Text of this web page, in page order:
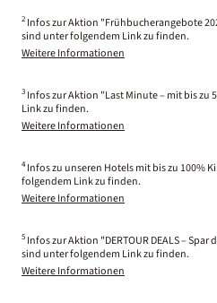
2 Infos zur Aktion "Frühbucherangebote
sind unter folgendem Link zu finden.
Weitere Informationen
3 Infos zur Aktion "Last Minute – mit bis zu
Link zu finden.
Weitere Informationen
4 Infos zu unseren Hotels mit bis zu 100%
folgendem Link zu finden.
Weitere Informationen
5 Infos zur Aktion "DERTOUR DEALS –
sind unter folgendem Link zu finden.
Weitere Informationen